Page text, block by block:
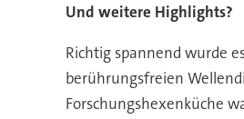
Und weitere Highlights?
Richtig spannend wurde
berührungsfreien
Forschungshexenküche